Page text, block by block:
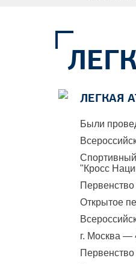
ЛЕГКАЯ
Были
Спортивный
"Кросс
Первенство
Открытое
г. Москва —
Первенство